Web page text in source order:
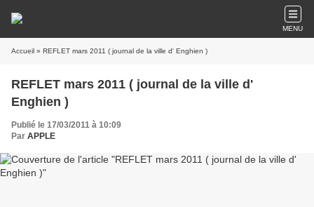
MENU
Accueil » REFLET mars 2011 ( journal de la ville d' Enghien )
REFLET mars 2011 ( journal de la ville d'
Enghien )
Publié le 17/03/2011 à 10:09
Par APPLE